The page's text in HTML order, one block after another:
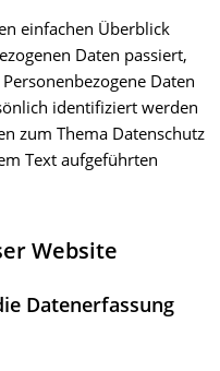
einfachen Überblick
Daten passiert,
Daten
identifiziert werden
zum Thema Datenschutz
Text aufgeführten
Website
Datenerfassung